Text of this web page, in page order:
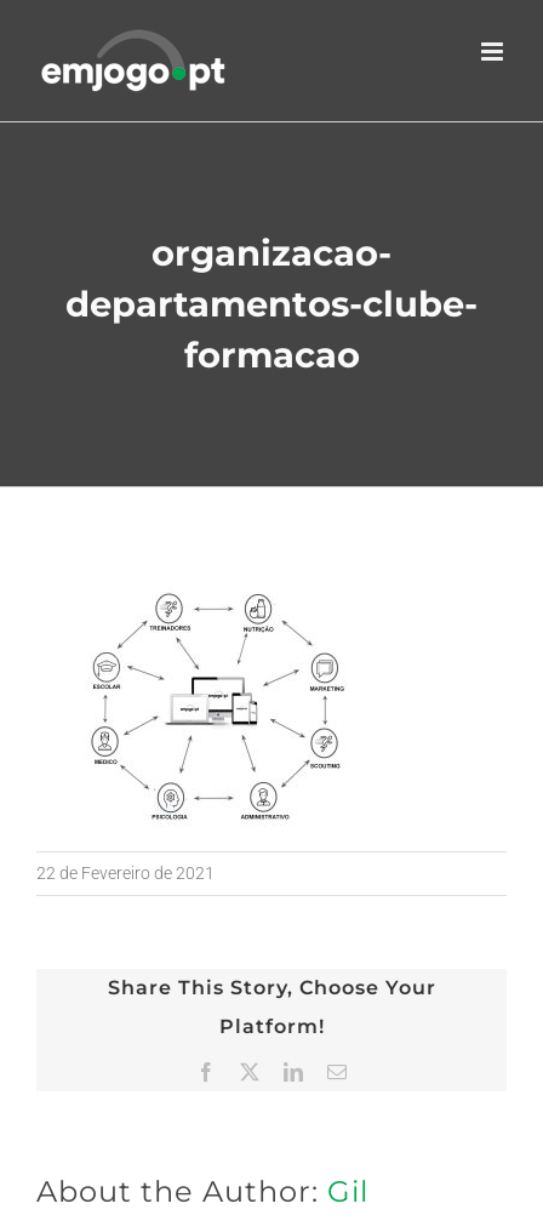
content
organizacao-
departamentos-clube-
formacao
22 de Fevereiro de 2021
Share This Story, Choose Your
Platform!
Facebook LinkedInEmail
About the Author: Gil